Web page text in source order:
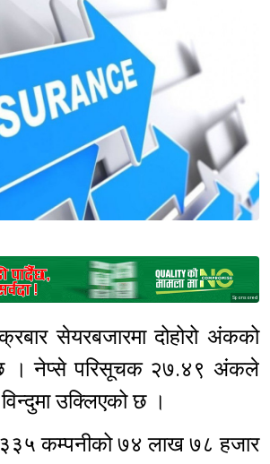
Sponsored
सेयरबजारमा दोहोरो अंकको
छ । नेप्से परिसूचक २७.४९ अंकले
उक्लिएको छ ।
कम्पनीको ७४ लाख ७८ हजार